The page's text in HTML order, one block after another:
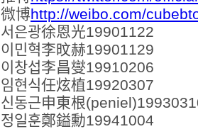
微博http://weibo.com/
서은광徐恩光19901122
이민혁李旼赫19901129
이창섭李昌燮19910206
임현식任炫植19920307
신동근申東根
정일훈鄭鎰勳19941004